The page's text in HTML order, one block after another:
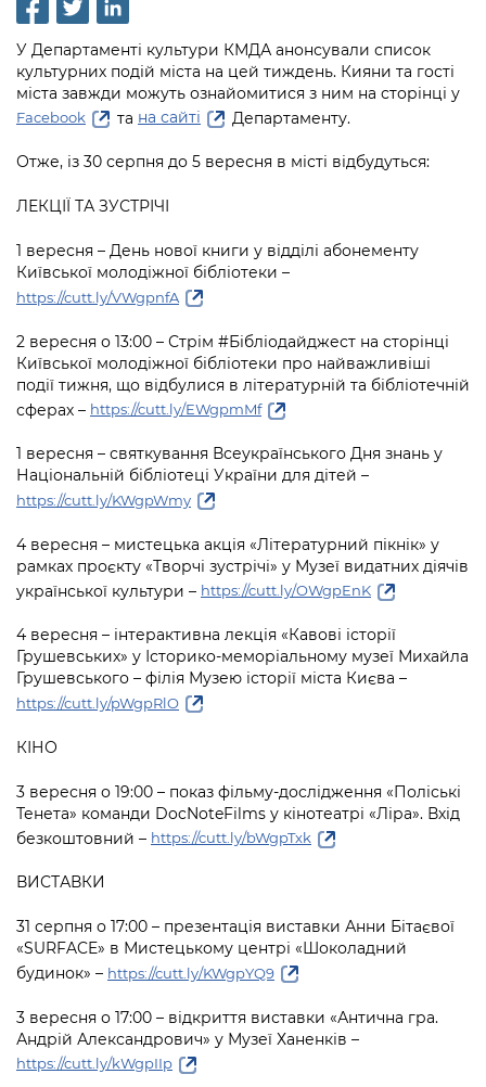
Рішення та розпорядження
Проєкти розпоряджень, що
перебувають на погодженні КМВА
Рішення Київради
Контактна інформація
Графік роботи та прийому громадян
Вакансії
Статистика
Звернення громадян
Регуляторна діяльність
Промисловість і наука Києва
Підприємства, установи, організації
Kyiv International Relations
Річні звіти
Гендерна політика
Безбар'єрність
Освіта та навчальні заклади
Дороги, транспорт та парковки
Навколишнє середовище міста
Містобудування та земельні ділянки
Культура, спорт, дозвілля
Бізнес та ліцензування
Фінанси та бюджет
Безпека та правопорядок
Ритуальні послуги
Пам'ятки культурної спадщини
Безбар'єрність
Міський застосунок Київ Цифровий
Важливе під час воєнного стану
Громадська експертиза
Громадський бюджет
Консультації з громадськістю
Громадська рада
Петиції
Відкритий бюджет
Контактний центр
Допомога учасникам АТО
Рада з питань внутрішньо переміщених
осіб при Київській міській військовій
«Ініціатива «Партнерство «Відкритий
Уряд» – місцевий рівень»
Важливе під час воєнного стану
Інформація з обмеженим доступом
Подати запит онлайн
інших актів
Нормативна база
Питання і відповіді про публічну
інформацію
бездіяльності розпорядників інформації
Звіти про опрацювання запитів на
публічну інформацію
Інформація для споживачів
Про відкриті дані
Портал даних Києва
Публічні дашборди
Медіагалерея
Підписатися на новини та анонси від
КМДА / Subscribe to announcements
from the KCSA
Порядок акредитації медіа /
Submitting a media request
Зйомки в лікарнях в умовах воєнного
hospitals at work under martial law
Контакти для медіа / Contacts for mass
media
Портал Послуг
У Департаменті культури КМДА анонсували список
культурних подій міста на цей тиждень. Кияни та гості
міста завжди можуть ознайомитися з ним на сторінці у
Facebook та на сайті Департаменту.
Отже, із 30 серпня до 5 вересня в місті відбудуться:
ЛЕКЦІЇ ТА ЗУСТРІЧІ
1 вересня – День нової книги у відділі абонементу
Київської молодіжної бібліотеки –
https://cutt.ly/VWgpnfA
2 вересня о 13:00 – Стрім #Бібліодайджест на сторінці
Київської молодіжної бібліотеки про найважливіші
події тижня, що відбулися в літературній та бібліотечній
сферах – https://cutt.ly/EWgpmMf
1 вересня – святкування Всеукраїнського Дня знань у
Національній бібліотеці України для дітей –
https://cutt.ly/KWgpWmy
4 вересня – мистецька акція «Літературний пікнік» у
рамках проєкту «Творчі зустрічі» у Музеї видатних діячів
української культури – https://cutt.ly/OWgpEnK
4 вересня – інтерактивна лекція «Кавові історії
Грушевських» у Історико-меморіальному музеї Михайла
Грушевського – філія Музею історії міста Києва –
https://cutt.ly/pWgpRlO
КІНО
3 вересня о 19:00 – показ фільму-дослідження «Поліські
Тенета» команди DocNoteFilms у кінотеатрі «Ліра». Вхід
безкоштовний – https://cutt.ly/bWgpTxk
ВИСТАВКИ
31 серпня о 17:00 – презентація виставки Анни Бітаєвої
«SURFACE» в Мистецькому центрі «Шоколадний
будинок» – https://cutt.ly/KWgpYQ9
3 вересня о 17:00 – відкриття виставки «Антична гра.
Андрій Александрович» у Музеї Ханенків –
https://cutt.ly/kWgpIIp